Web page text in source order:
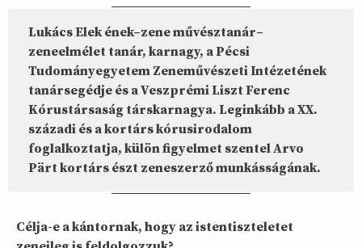
Lukács Elek ének–zene művésztanár–
zeneelmélet tanár, karnagy, a Pécsi
Tudományegyetem Zeneművészeti Intézetének
tanársegédje és a Veszprémi Liszt Ferenc
Kórustársaság társkarnagya. Leginkább a XX.
századi és a kortárs kórusirodalom
foglalkoztatja, külön figyelmet szentel Arvo
Pärt kortárs észt zeneszerző munkásságának.
Célja-e a kántornak, hogy az istentiszteletet